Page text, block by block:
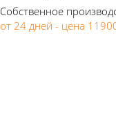
Собственное
от 24 дней - цена